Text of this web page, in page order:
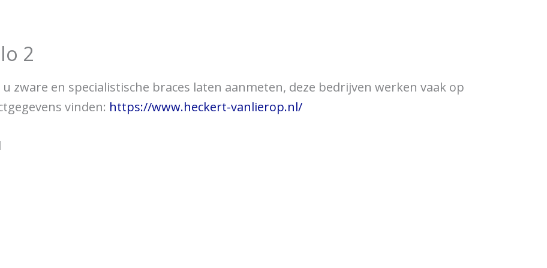
2
zware en specialistische braces laten aanmeten, deze bedrijven werken vaak op
vinden: https://www.heckert-vanlierop.nl/